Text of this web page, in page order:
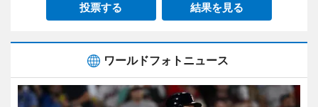
投票する 結果を見る
ワールドフォトニュース